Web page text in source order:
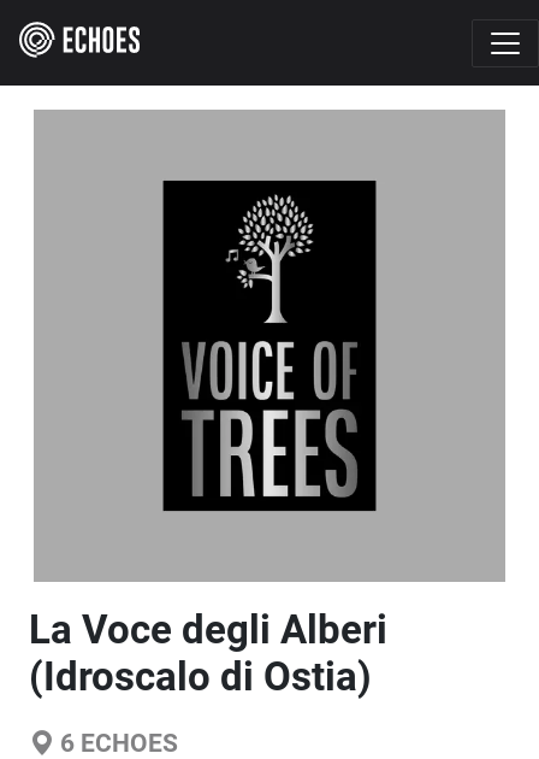
La Voce degli Alberi
(Idroscalo di Ostia)
6 ECHOES